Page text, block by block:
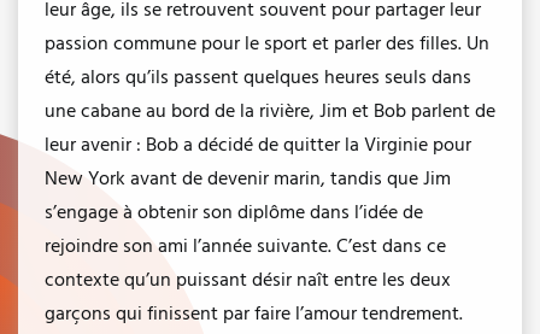
leur âge, ils se retrouvent souvent pour partager leur
passion commune pour le sport et parler des filles. Un
été, alors qu’ils passent quelques heures seuls dans
une cabane au bord de la rivière, Jim et Bob parlent de
leur avenir : Bob a décidé de quitter la Virginie pour
New York avant de devenir marin, tandis que Jim
s’engage à obtenir son diplôme dans l’idée de
rejoindre son ami l’année suivante. C’est dans ce
contexte qu’un puissant désir naît entre les deux
garçons qui finissent par faire l’amour tendrement.